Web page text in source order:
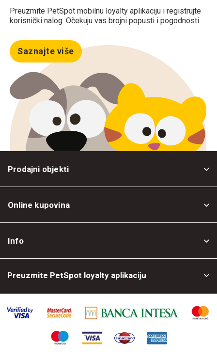
Preuzmite PetSpot mobilnu loyalty aplikaciju i registrujte
korisnički nalog. Očekuju vas brojni popusti i pogodnosti.
Saznajte više
Prodajni objekti
Online kupovina
Info
Preuzmite PetSpot loyalty aplikaciju